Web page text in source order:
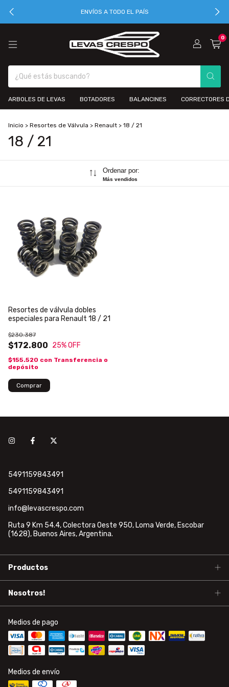
ENVÍOS A TODO EL PAÍS
0
ARBOLES DE LEVAS BOTADORES BALANCINES CORRECTORES
Inicio > Resortes de Válvula > Renault > 18 / 21
18 / 21
Ordenar por:
Más vendidos
Resortes de válvula dobles
especiales para Renault 18 / 21
$172.800
$230.387
25% OFF
$155.520 con Transferencia o
depósito
5491159843491
5491159843491
info@levascrespo.com
Ruta 9 Km 54.4, Colectora Oeste 950, Loma Verde, Escobar
(1628), Buenos Aires, Argentina.
Productos
Nosotros!
Medios de pago
Medios de envío